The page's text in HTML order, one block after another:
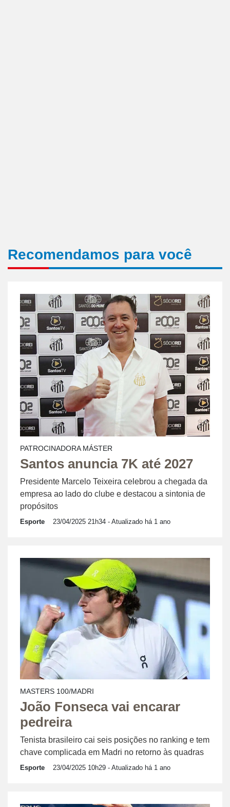
Recomendamos para você
PATROCINADORA MÁSTER
Santos anuncia 7K até 2027
Presidente Marcelo Teixeira celebrou a chegada da
empresa ao lado do clube e destacou a sintonia de
propósitos
Esporte 23/04/2025 21h34 - Atualizado há 1 ano
MASTERS 100/MADRI
João Fonseca vai encarar
pedreira
Tenista brasileiro cai seis posições no ranking e tem
chave complicada em Madri no retorno às quadras
Esporte 23/04/2025 10h29 - Atualizado há 1 ano